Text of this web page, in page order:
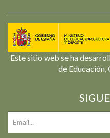
Este sitio web se ha
de